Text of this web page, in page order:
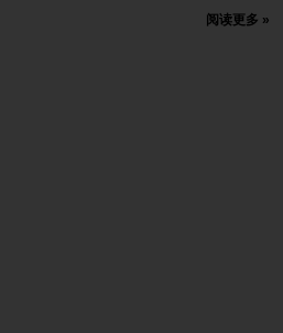
阅读更多 »